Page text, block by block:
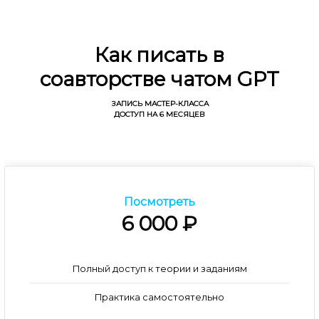
Как писать в
соавторстве чатом GPT
ЗАПИСЬ МАСТЕР-КЛАССА
ДОСТУП НА 6 МЕСЯЦЕВ
Посмотреть
6 000 ₽
Полный доступ к теории и заданиям
Практика самостоятельно